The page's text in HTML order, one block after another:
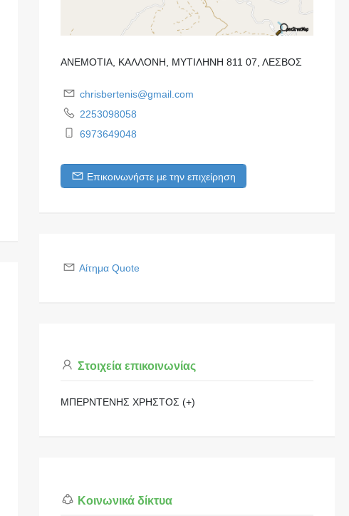
ΑΝΕΜΟΤΙΑ, ΚΑΛΛΟΝΗ, ΜΥΤΙΛΗΝΗ 811 07, ΛΕΣΒΟΣ
chrisbertenis@gmail.com
2253098058
6973649048
Επικοινωνήστε με την επιχείρηση
Αίτημα Quote
Στοιχεία επικοινωνίας
ΜΠΕΡΝΤΕΝΗΣ ΧΡΗΣΤΟΣ (+)
Κοινωνικά δίκτυα